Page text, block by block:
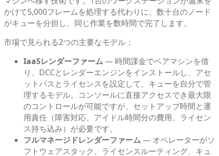
かけて5,000フレームを処理する代わりに、数十台のノード
がキューを分担し、同じ作業を数時間で完了します。
市場で見られる2つの主要なモデル：
IaaSレンダーファーム— 時間課金でベアマシンを借
り、DCCとレンダーエンジンをインストールし、アセ
ットパスとライセンスを設定して、キューを自分で管
理するモデル。コンソールに直接アクセスでき最大限
のコントロールが可能ですが、セットアップ時間と運
用責任（障害対応、アイドル時間分の費用、ライセン
ス持ち込み）が必要です。
フルマネージドレンダーファーム— オペレーターがソ
フトウェアスタック、ライセンスルーティング、キュ